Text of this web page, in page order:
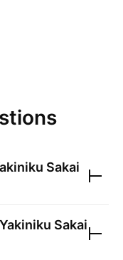
Sakai
Yakiniku Sakai